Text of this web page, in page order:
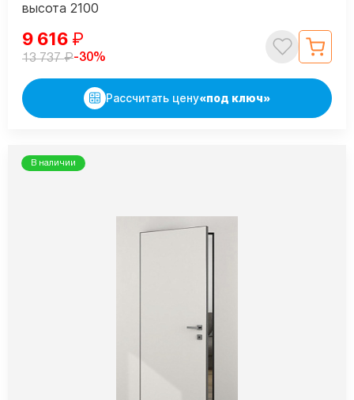
высота 2100
9 616 ₽
13 737₽-30%
Рассчитать цену«под ключ»
В наличии